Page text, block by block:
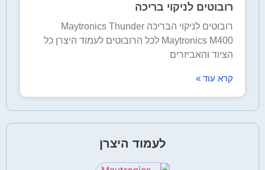
רובוטים לניקוי בריכה
רובוטים לניקוי הבריכה Maytronics Thunder
Maytronics M400 לכל הרובוטים לעמוד היצרן כל
הציוד והאביזרים
קרא עוד »
לעמוד היצרן